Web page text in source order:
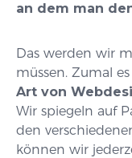
an dem man
Das werden wir
müssen. Zumal
Art von
Wir spiegeln auf
den
können wir